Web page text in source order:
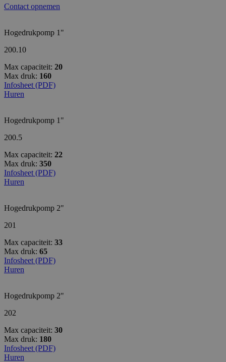
Contact opnemen
Hogedrukpomp 1"
200.10
Max capaciteit: 20
Max druk: 160
Infosheet (PDF)
Huren
Hogedrukpomp 1"
200.5
Max capaciteit: 22
Max druk: 350
Infosheet (PDF)
Huren
Hogedrukpomp 2"
201
Max capaciteit: 33
Max druk: 65
Infosheet (PDF)
Huren
Hogedrukpomp 2"
202
Max capaciteit: 30
Max druk: 180
Infosheet (PDF)
Huren